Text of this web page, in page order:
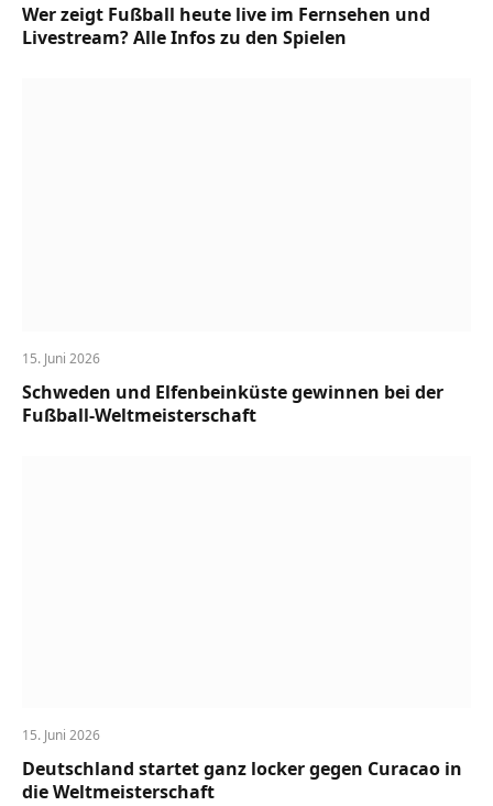
Wer zeigt Fußball heute live im Fernsehen und
Livestream? Alle Infos zu den Spielen
15. Juni 2026
Schweden und Elfenbeinküste gewinnen bei der
Fußball-Weltmeisterschaft
15. Juni 2026
Deutschland startet ganz locker gegen Curacao in
die Weltmeisterschaft